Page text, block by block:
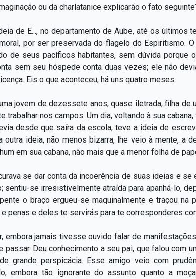
ou da charlatanice explicarão o fato
de E..., no departamento de Aube, até os
por ser preservada do flagelo do Espiritismo.
de seus pacíficos habitantes, sem dúvida porque
sem seu hóspede conta duas vezes; ele não
Eis o que aconteceu, há uns quatro meses.
jovem de dezessete anos, quase iletrada, filha
trabalhar nos campos. Um dia, voltando à sua
desde que saíra da escola, teve a ideia de
outra ideia, não menos bizarra, lhe veio à mente, a
em sua cabana, não mais que a menor folha de
se dar conta da incoerência de suas ideias e
sentiu-se irresistivelmente atraída para apanhá-lo,
o braço ergueu-se maquinalmente e traçou
e penas e deles te servirás para te corresponderes
embora jamais tivesse ouvido falar de
passar. Deu conhecimento a seu pai, que falou com
grande perspicácia. Esse amigo veio com
embora tão ignorante do assunto quanto a